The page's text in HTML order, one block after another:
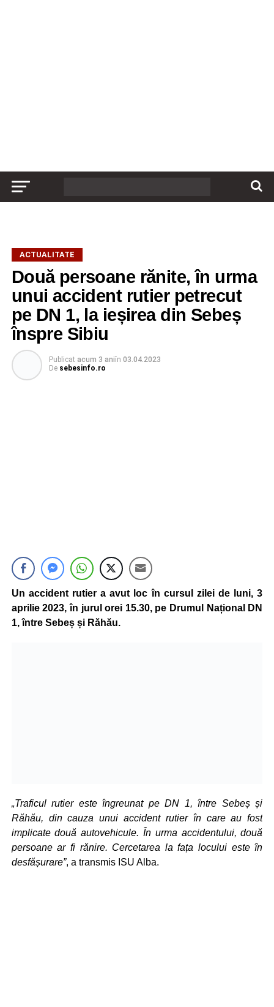
ACTUALITATE
Două persoane rănite, în urma
unui accident rutier petrecut
pe DN 1, la ieșirea din Sebeș
înspre Sibiu
Publicat acum 3 aniîn 03.04.2023
De sebesinfo.ro
Un accident rutier a avut loc în cursul zilei de luni, 3
aprilie 2023, în jurul orei 15.30, pe Drumul Național DN
1, între Sebeș și Răhău.
„Traficul rutier este îngreunat pe DN 1, între Sebeș și
Răhău, din cauza unui accident rutier în care au fost
implicate două autovehicule. În urma accidentului, două
persoane ar fi rănire. Cercetarea la fața locului este în
desfășurare”, a transmis ISU Alba.